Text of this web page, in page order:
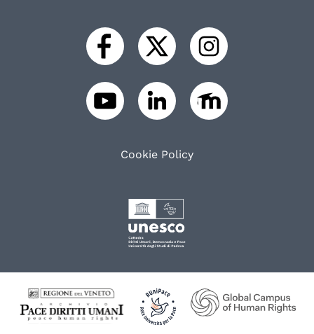
Cookie Policy